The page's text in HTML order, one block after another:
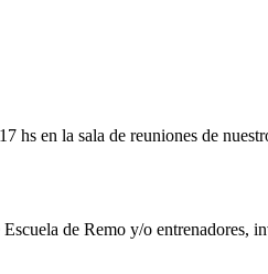
en la sala de reuniones de
de Remo y/o entrenadores,